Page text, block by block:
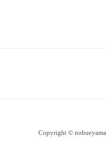
Copyright ©